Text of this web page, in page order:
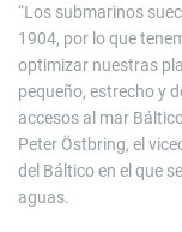
“Los submarinos
1904, por lo que
optimizar nuestras
pequeño, estrecho y
accesos al mar
Peter Östbring, el
del Báltico en el que
aguas.